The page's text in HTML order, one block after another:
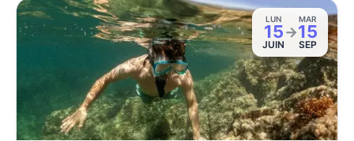
LUN
15
JUIN
→
MAR
15
SEP